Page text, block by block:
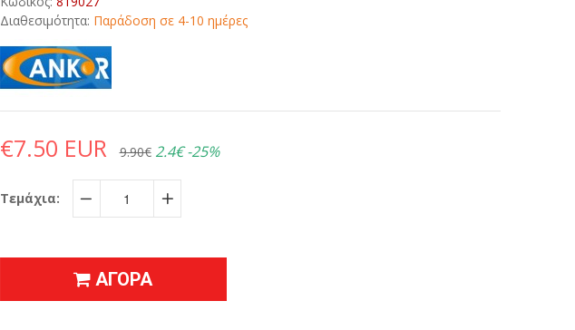
Διαθεσιμότητα: Παράδοση σε 4-10 ημέρες
€7.50 EUR 9.90€ 2.4€ -25%
Τεμάχια:
− +
ΑΓΟΡΑ